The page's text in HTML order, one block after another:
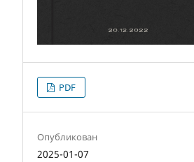
PDF
Опубликован
2025-01-07